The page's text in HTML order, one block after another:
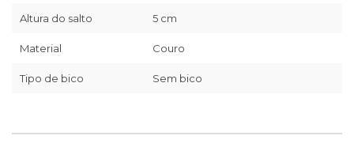
Altura do salto 5 cm
Material Couro
Tipo de bico Sem bico